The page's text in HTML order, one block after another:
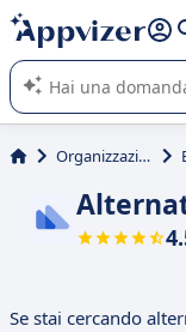
righe con
shift +
L'IA di Appvizer vi
software SaaS per la
Organizzazione & planning
Se stai cercando